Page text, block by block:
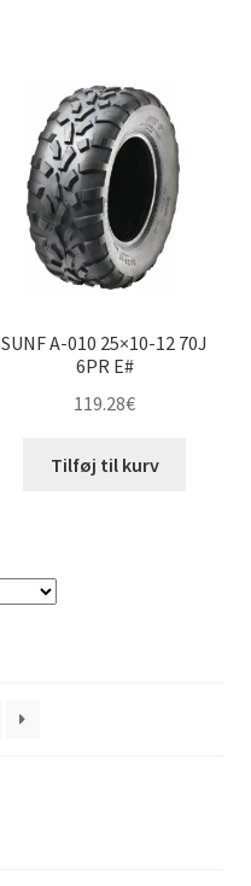
SUNF A-010 25×10-12 70J
6PR E#
119.28€
Tilføj til kurv